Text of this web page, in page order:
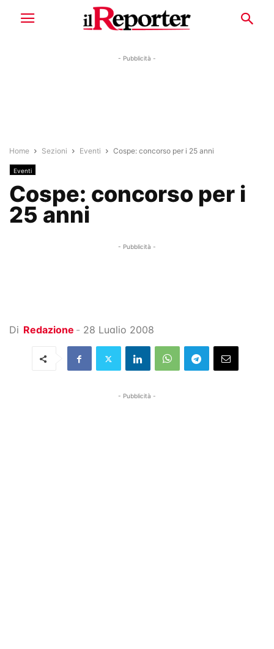
- Pubblicità -
Home Sezioni Eventi Cospe: concorso per i 25 anni
Eventi
Cospe: concorso per i
25 anni
- Pubblicità -
Di Redazione - 28 Luglio 2008
- Pubblicità -